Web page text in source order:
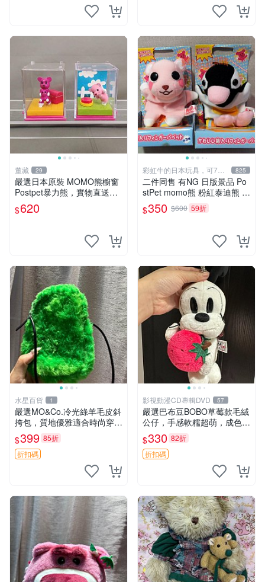
董藏 29
嚴選日本原裝 MOMO熊櫥窗
Postpet暴力熊，實物直送新
臺灣。MOMO熊 暴力熊 熊貓
櫥窗
$620
彩虹牛的日本玩具，可7取
付
825
二件同售 有NG 日版景品 Po
stPet momo熊 粉紅泰迪熊 妹
妹 comomo 企鵝 娃娃 布偶
手指頭 娃娃
$350 $600 59折
水星百貨 1
嚴選MO&Co.冷光綠羊毛皮斜
挎包，質地優雅適合時尚穿搭
冷光綠 皮包 斜挎包
$399 85折
折扣碼
影視動漫CD專輯DVD 57
嚴選巴布豆BOBO草莓款毛絨
公仔，手感軟糯超萌，成色優
良適合作為收藏品或包包配
飾。可視頻確認詳情。 巴布
豆 BOBO 草莓 毛絨公仔 收藏
$330 82折
折扣碼